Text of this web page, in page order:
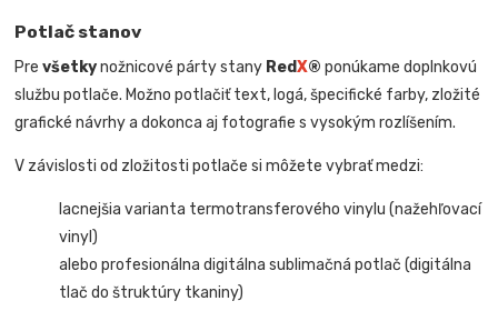
Potlač stanov
Prevšetkynožnicové párty stany RedX® ponúkame doplnkovú
službu potlače. Možno potlačiť text, logá, špecifické farby, zložité
grafické návrhy a dokonca aj fotografie s vysokým rozlíšením.
V závislosti od zložitosti potlače si môžete vybrať medzi:
lacnejšia varianta termotransferového vinylu (nažehľovací
vinyl)
alebo profesionálna digitálna sublimačná potlač (digitálna
tlač do štruktúry tkaniny)